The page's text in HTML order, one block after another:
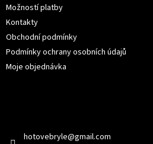
Možností platby
Kontakty
Obchodní podmínky
Podmínky ochrany osobních údajů
Moje objednávka
hotovebryle@gmail.com